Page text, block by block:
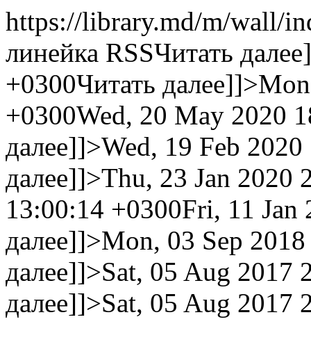
https://library.md/m/wall/
линейка RSSЧитать
+0300Читать далее]]>
+0300Wed, 20 May 2020
далее]]>Wed, 19 Feb
далее]]>Thu, 23 Jan 2020
13:00:14 +0300Fri, 11 Jan
далее]]>Mon, 03 Sep
далее]]>Sat, 05 Aug 2017
далее]]>Sat, 05 Aug 2017